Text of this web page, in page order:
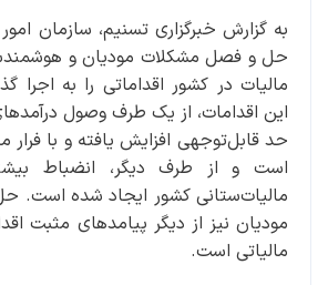
به گزارش خبرگزاری تسنیم، سازمان
حل و فصل مشکلات مودیان و
مالیات در کشور اقداماتی را به اجرا
این اقدامات، از یک طرف وصول
حد قابل‌توجهی افزایش یافته و با فرار
است و از طرف دیگر، انضباط
مالیات‌ستانی کشور ایجاد شده است.
مودیان نیز از دیگر پیامدهای مثبت
مالیاتی است.